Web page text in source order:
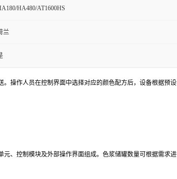
HA480/AT1600HS
兰
操作人员在控制界面中选择对应的颜色配方后，设备根据
、控制模块及外部操作界面组成。色浆储罐数量可根据需